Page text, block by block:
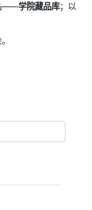
——学院藏品库；以